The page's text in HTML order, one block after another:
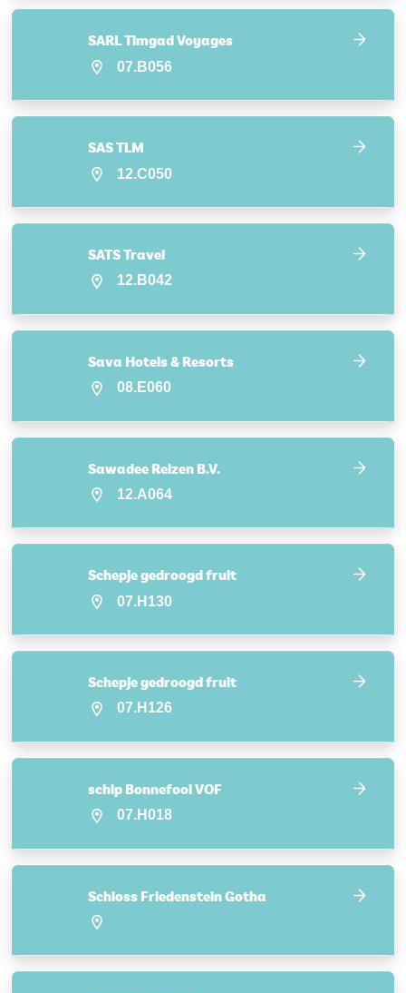
SARL Timgad Voyages
07.B056
SAS TLM
12.C050
SATS Travel
12.B042
Sava Hotels & Resorts
08.E060
Sawadee Reizen B.V.
12.A064
Schepje gedroogd fruit
07.H130
Schepje gedroogd fruit
07.H126
schip Bonnefooi VOF
07.H018
Schloss Friedenstein Gotha